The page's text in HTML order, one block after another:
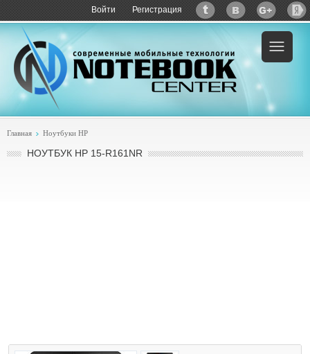
Войти Регистрация
Пример:купить HP 15-r161nr
Главная Ноутбуки HP
НОУТБУК HP 15-R161NR